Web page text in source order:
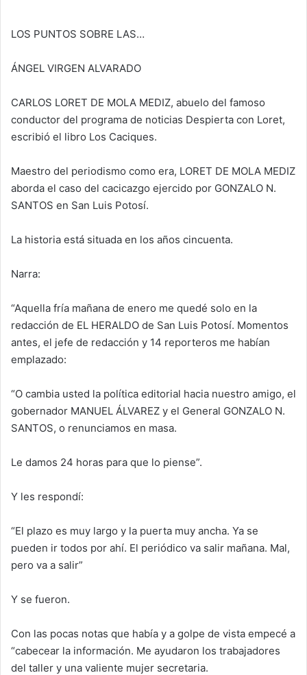
LOS PUNTOS SOBRE LAS…
ÁNGEL VIRGEN ALVARADO
CARLOS LORET DE MOLA MEDIZ, abuelo del famoso
conductor del programa de noticias Despierta con Loret,
escribió el libro Los Caciques.
Maestro del periodismo como era, LORET DE MOLA MEDIZ
aborda el caso del cacicazgo ejercido por GONZALO N.
SANTOS en San Luis Potosí.
La historia está situada en los años cincuenta.
Narra:
“Aquella fría mañana de enero me quedé solo en la
redacción de EL HERALDO de San Luis Potosí. Momentos
antes, el jefe de redacción y 14 reporteros me habían
emplazado:
“O cambia usted la política editorial hacia nuestro amigo, el
gobernador MANUEL ÁLVAREZ y el General GONZALO N.
SANTOS, o renunciamos en masa.
Le damos 24 horas para que lo piense”.
Y les respondí:
“El plazo es muy largo y la puerta muy ancha. Ya se
pueden ir todos por ahí. El periódico va salir mañana. Mal,
pero va a salir”
Y se fueron.
Con las pocas notas que había y a golpe de vista empecé a
“cabecear la información. Me ayudaron los trabajadores
del taller y una valiente mujer secretaria.